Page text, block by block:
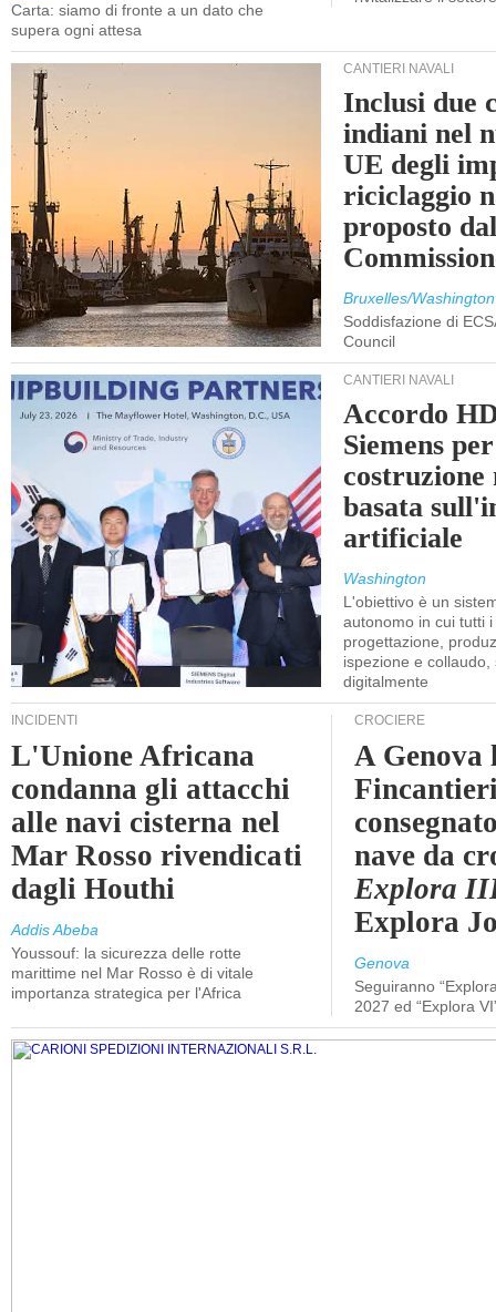
Carta: siamo di fronte a un dato che
supera ogni attesa
CANTIERI NAVALI
Inclusi due
indiani nel
UE degli
riciclaggio
proposto
Bruxelles/Washington
Soddisfazione di
Council
CANTIERI NAVALI
Accordo
Siemens
costruzione
basata
artificiale
Washington
L'obiettivo è un
autonomo in cui tutti
progettazione,
ispezione e collaudo,
digitalmente
INCIDENTI
L'Unione Africana
condanna gli attacchi
alle navi cisterna nel
Mar Rosso rivendicati
dagli Houthi
Addis Abeba
Youssouf: la sicurezza delle rotte
marittime nel Mar Rosso è di vitale
importanza strategica per l'Africa
CROCIERE
A Genova
nave da
Explora
Explora
Genova
Seguiranno
2027 ed “Explora